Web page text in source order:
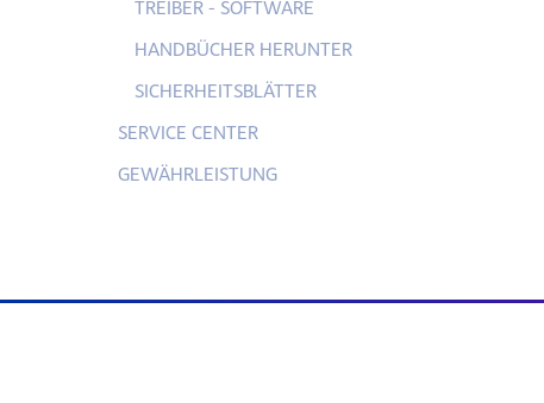
TREIBER - SOFTWARE
HANDBÜCHER HERUNTER
SICHERHEITSBLÄTTER
SERVICE CENTER
GEWÄHRLEISTUNG